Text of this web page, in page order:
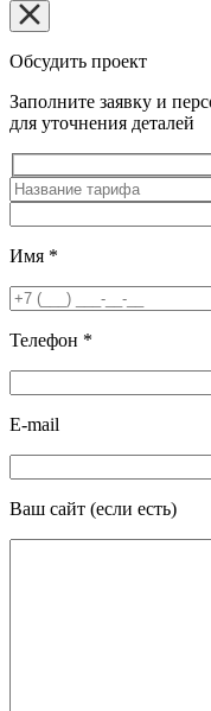
Обсудить проект
Заполните заявку и
для уточнения деталей
Имя *
Телефон *
E-mail
Ваш сайт (если есть)